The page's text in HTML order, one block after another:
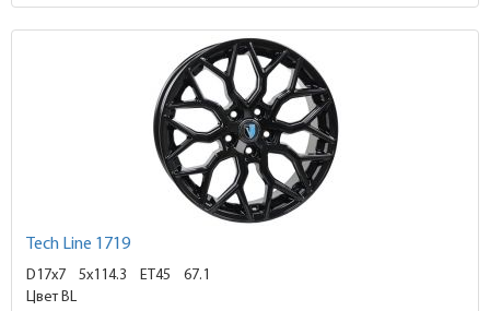
Tech Line 1719
D17x7 5x114.3 ET45
67.1
Цвет BL